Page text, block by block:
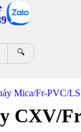
🔍
Mica/Fr-PVC/
CXV/